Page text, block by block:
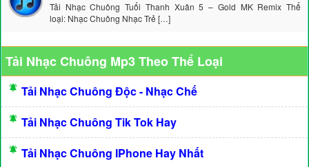
Tải Nhạc Chuông Tuổi Thanh Xuân 5 – Gold MK Remix Thể
loại: Nhạc Chuông Nhạc Trẻ […]
Tải Nhạc Chuông Mp3 Theo Thể Loại
Tải Nhạc Chuông Độc - Nhạc Chế
Tải Nhạc Chuông Tik Tok Hay
Tải Nhạc Chuông IPhone Hay Nhất